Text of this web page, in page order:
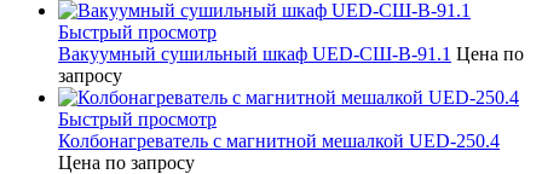
Быстрый просмотр
Вакуумный сушильный шкаф UED-СШ-В-91.1 Цена по
запросу
Быстрый просмотр
Колбонагреватель с магнитной мешалкой UED-250.4
Цена по запросу